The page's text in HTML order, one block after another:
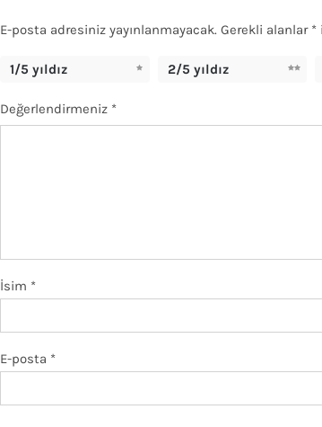
E-posta adresiniz yayınlanmayacak. Gerekli alanlar *
1/5 yıldız 2/5 yıldız
Değerlendirmeniz *
İsim *
E-posta *